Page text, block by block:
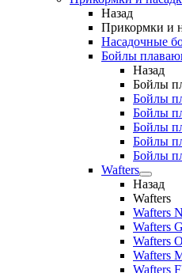
Назад
Прикормки и
Насадочные
Бойлы
Назад
Бойлы
Бойлы
Бойлы
Бойлы
Бойлы
Бойлы
Wafters
Назад
Wafters
Wafters
Wafters
Wafters
Wafters
Wafters